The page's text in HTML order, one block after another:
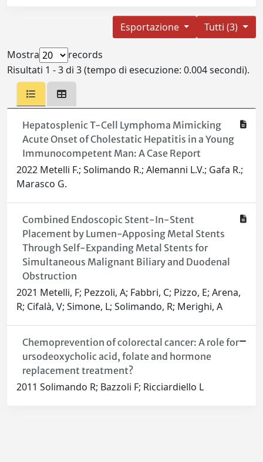
Tutti (3)
Esportazione
Mostra
records
Risultati 1 - 3 di 3 (tempo di esecuzione: 0.004 secondi).
Hepatosplenic T-Cell Lymphoma Mimicking
Acute Onset of Cholestatic Hepatitis in a Young
Immunocompetent Man: A Case Report
2022 Metelli F.; Solimando R.; Alemanni L.V.; Gafa R.;
Marasco G.
Combined Endoscopic Stent-In-Stent
Placement by Lumen-Apposing Metal Stents
Through Self-Expanding Metal Stents for
Simultaneous Malignant Biliary and Duodenal
Obstruction
2021 Metelli, F; Pezzoli, A; Fabbri, C; Pizzo, E; Arena,
R; Cifalà, V; Simone, L; Solimando, R; Merighi, A
Chemoprevention of colorectal cancer: A role for
ursodeoxycholic acid, folate and hormone
replacement treatment?
2011 Solimando R; Bazzoli F; Ricciardiello L